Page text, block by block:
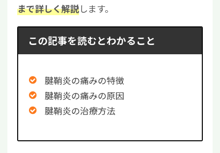
まで詳しく解説します。
この記事を読むとわかること
腱鞘炎の痛みの特徴
腱鞘炎の痛みの原因
腱鞘炎の治療方法